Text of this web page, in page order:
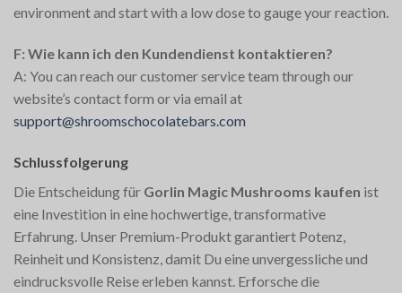
environment and start with a low dose to gauge your reaction.
F: Wie kann ich den Kundendienst kontaktieren?
A: You can reach our customer service team through our
website’s contact form or via email at
support@shroomschocolatebars.com
Schlussfolgerung
Die Entscheidung für Gorlin Magic Mushrooms kaufen ist
eine Investition in eine hochwertige, transformative
Erfahrung. Unser Premium-Produkt garantiert Potenz,
Reinheit und Konsistenz, damit Du eine unvergessliche und
eindrucksvolle Reise erleben kannst. Erforsche die